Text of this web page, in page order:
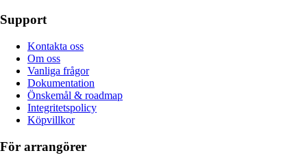
Support
Kontakta oss
Om oss
Vanliga frågor
Dokumentation
Önskemål & roadmap
Integritetspolicy
Köpvillkor
För arrangörer